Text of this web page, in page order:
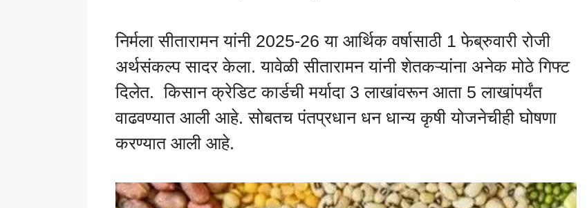
निर्मला सीतारामन यांनी 2025-26 या आर्थिक वर्षासाठी 1 फेब्रुवारी रोजी
अर्थसंकल्प सादर केला. यावेळी सीतारामन यांनी शेतकऱ्यांना अनेक मोठे गिफ्ट
दिलेत. किसान क्रेडिट कार्डची मर्यादा 3 लाखांवरून आता 5 लाखांपर्यंत
वाढवण्यात आली आहे. सोबतच पंतप्रधान धन धान्य कृषी योजनेचीही घोषणा
करण्यात आली आहे.